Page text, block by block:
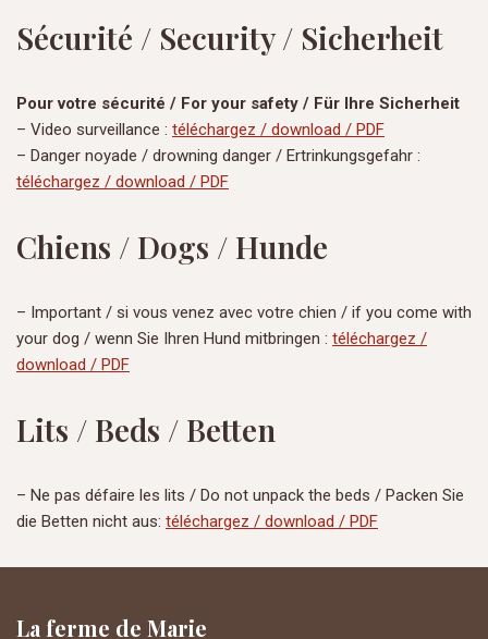
Sécurité / Security / Sicherheit
Pour votre sécurité / For your safety / Für Ihre Sicherheit
– Video surveillance : téléchargez / download / PDF
– Danger noyade / drowning danger / Ertrinkungsgefahr :
téléchargez / download / PDF
Chiens / Dogs / Hunde
– Important / si vous venez avec votre chien / if you come with
your dog / wenn Sie Ihren Hund mitbringen : téléchargez /
download / PDF
Lits / Beds / Betten
– Ne pas défaire les lits / Do not unpack the beds / Packen Sie
die Betten nicht aus: téléchargez / download / PDF
La ferme de Marie